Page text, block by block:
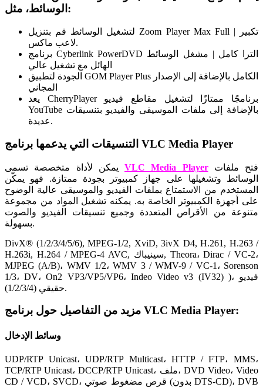
الوسائط، مثل:
لتشغيل الوسائط قم بتنزيل Zoom Player Max Full | تكبير
لاعب ماكس.
برنامج Cyberlink PowerDVD الترا كامل | مشغل الوسائط
الهائل مع تشغيل عالي
الجودة لتطبيق GOM Player Plus الكامل بالإضافة إلى الإصدار
المجاني
يعد CherryPlayer برنامجًا ممتازًا لتشغيل مقاطع فيديو
YouTube بالإضافة إلى ملفات الموسيقى والفيديو بتنسيقات
عديدة.
التنسيقات التي يدعمها برنامج VLC Media Player
VLC Media Playerفتح ملفات
الوسائط وتشغيلها على جهاز كمبيوتر بجودة ممتازة. فهو يمكّن
المستخدم من الاستمتاع بملفات الفيديو والموسيقى عالية الوضوح
على أجهزة الكمبيوتر الخاصة به. يمكنه تشغيل المواد من مجموعة
متنوعة من الأقراص المتعددة وجميع تنسيقات الفيديو والصوت
بسهولة.
DivX® (1/2/3/4/5/6), MPEG-1/2, XviD, 3ivX D4, H.261, H.263 /
H.263i, H.264 / MPEG-4 AVC, سينيباك, Theora، Dirac / VC-2،
MJPEG (A/B)، WMV 1/2، WMV 3 / WMV-9 / VC-1، Sorenson
1/3، DV، On2 VP3/VP5/VP6، Indeo Video v3 (IV32) )، فيديو
حقيقي (1/2/3/4).
مزيد من التفاصيل حول برنامج VLC Media Player:
وسائط الإدخال
UDP/RTP Unicast، UDP/RTP Multicast، HTTP / FTP، MMS،
TCP/RTP Unicast، DCCP/RTP Unicast، ملف، DVD Video، Video
CD / VCD، SVCD، قرص مضغوط صوتي (بدون DTS-CD)، DVB